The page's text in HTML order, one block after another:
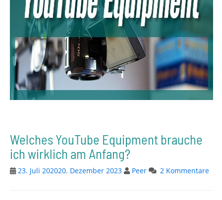
Welches YouTube Equipment brauche
ich wirklich am Anfang?
23. Juli 202020. Dezember 2023 Peer 2 Kommentare